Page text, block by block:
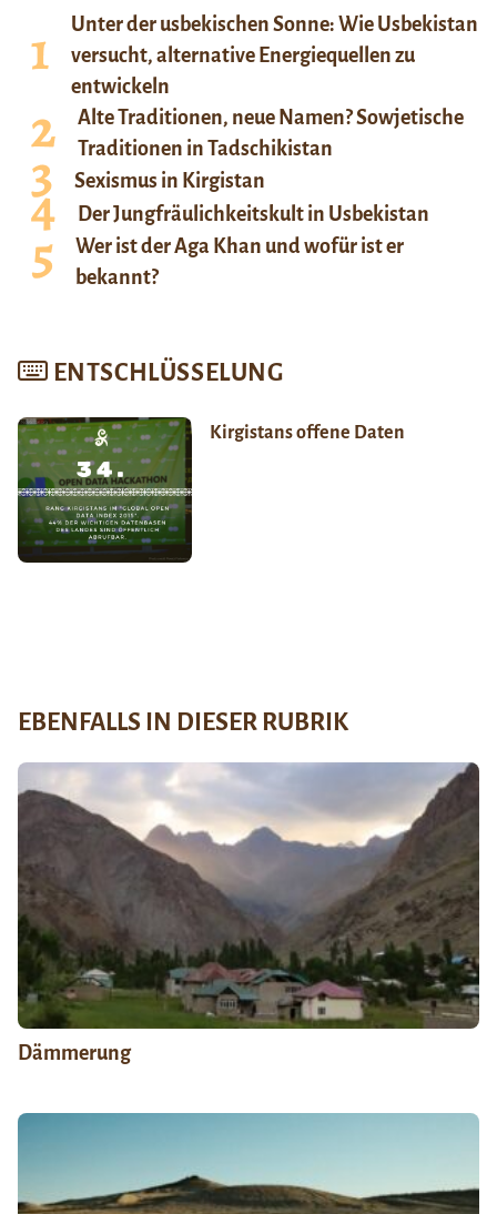
Unter der usbekischen Sonne: Wie Usbekistan
versucht, alternative Energiequellen zu
entwickeln
Alte Traditionen, neue Namen? Sowjetische
Traditionen in Tadschikistan
Sexismus in Kirgistan
Der Jungfräulichkeitskult in Usbekistan
Wer ist der Aga Khan und wofür ist er
bekannt?
ENTSCHLÜSSELUNG
Kirgistans offene Daten
EBENFALLS IN DIESER RUBRIK
Dämmerung